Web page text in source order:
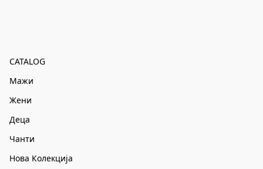
CATALOG
Мажи
Жени
Деца
Чанти
Нова Колекција